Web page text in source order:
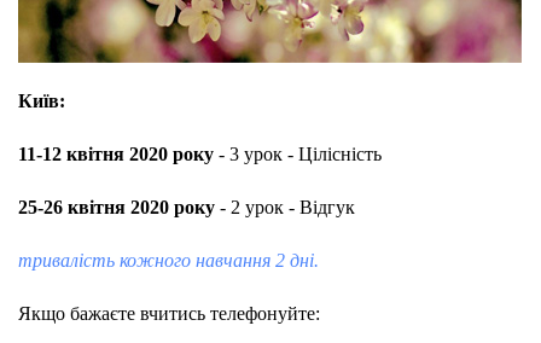
Київ:
11-12 квітня 2020 року - 3 урок - Цілісність
25-26 квітня 2020 року - 2 урок - Відгук
тривалість кожного навчання 2 дні.
Якщо бажаєте вчитись телефонуйте: